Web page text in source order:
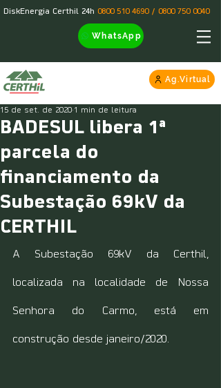
DiskEnergia Certhil 24h 0800 510 4690/ 0800 750 0040
WhatsApp
Ag.Virtual
BADESUL libera 1ª
parcela do
financiamento da
Subestação 69kV da
CERTHIL
15 de set. de 2020 1 min de leitura
A Subestação 69kV da Certhil,
localizada na localidade de Nossa
Senhora do Carmo, está em
construção desde janeiro/2020.